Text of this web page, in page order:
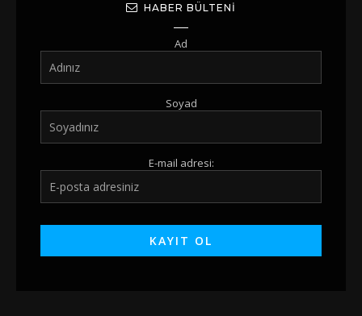
HABER BÜLTENI
Ad
Soyad
E-mail adresi: